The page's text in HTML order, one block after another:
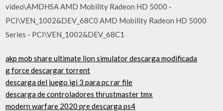
video\AMDHSA AMD Mobility Radeon HD 5000 -
PCI\VEN_1002&DEV_68C0 AMD Mobility Radeon HD 5000
Series - PCI\VEN_1002&DEV_68C1
akp mob share ultimate lion simulator descarga modificada
g force descargar torrent
descarga del juego igi 3 para pc rar file
descarga de controladores thrustmaster tmx
modern warfare 2020 pre descarga ps4